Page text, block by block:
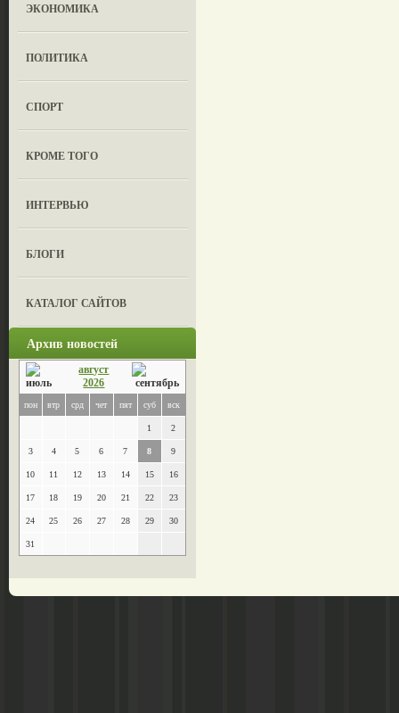
ЭКОНОМИКА
ПОЛИТИКА
СПОРТ
КРОМЕ ТОГО
ИНТЕРВЬЮ
БЛОГИ
КАТАЛОГ САЙТОВ
Архив новостей
август
2026
пон втр срд чет пят суб вск
1 2
3 4 5 6 7 8 9
10 11 12 13 14 15 16
17 18 19 20 21 22 23
24 25 26 27 28 29 30
31